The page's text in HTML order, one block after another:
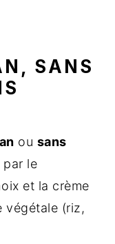
SANS
ou sans
par le
et la crème
végétale (riz,